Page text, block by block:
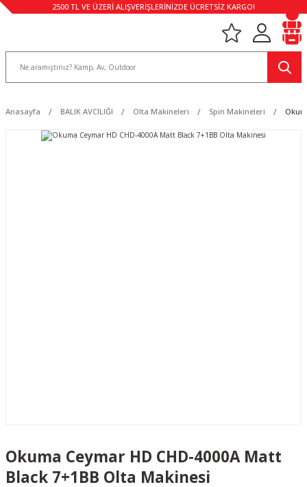
2500 TL VE ÜZERİ ALIŞVERİŞLERİNİZDE ÜCRETSİZ KARGO!
Anasayfa BALIK AVCILIĞI Olta Makineleri Spin Makineleri
Okuma Ceymar HD CHD-4000A Matt
Black 7+1BB Olta Makinesi